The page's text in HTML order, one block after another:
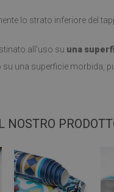
lo strato inferiore del
all'uso su una
una superficie morbida,
NOSTRO